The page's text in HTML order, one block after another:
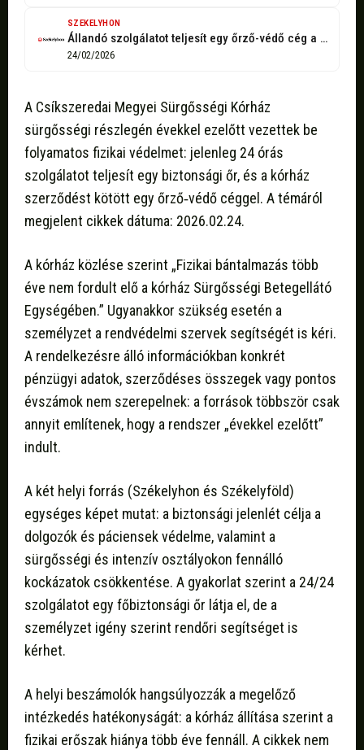
SZEKELYHON
Állandó szolgálatot teljesít egy őrző-védő cég a csíkszeredai sürgősségin
24/02/2026
A Csíkszeredai Megyei Sürgősségi Kórház
sürgősségi részlegén évekkel ezelőtt vezettek be
folyamatos fizikai védelmet: jelenleg 24 órás
szolgálatot teljesít egy biztonsági őr, és a kórház
szerződést kötött egy őrző‑védő céggel. A témáról
megjelent cikkek dátuma: 2026.02.24.
A kórház közlése szerint „Fizikai bántalmazás több
éve nem fordult elő a kórház Sürgősségi Betegellátó
Egységében.” Ugyanakkor szükség esetén a
személyzet a rendvédelmi szervek segítségét is kéri.
A rendelkezésre álló információkban konkrét
pénzügyi adatok, szerződéses összegek vagy pontos
évszámok nem szerepelnek: a források többször csak
annyit említenek, hogy a rendszer „évekkel ezelőtt”
indult.
A két helyi forrás (Székelyhon és Székelyföld)
egységes képet mutat: a biztonsági jelenlét célja a
dolgozók és páciensek védelme, valamint a
sürgősségi és intenzív osztályokon fennálló
kockázatok csökkentése. A gyakorlat szerint a 24/24
szolgálatot egy főbiztonsági őr látja el, de a
személyzet igény szerint rendőri segítséget is
kérhet.
A helyi beszámolók hangsúlyozzák a megelőző
intézkedés hatékonyságát: a kórház állítása szerint a
fizikai erőszak hiánya több éve fennáll. A cikkek nem